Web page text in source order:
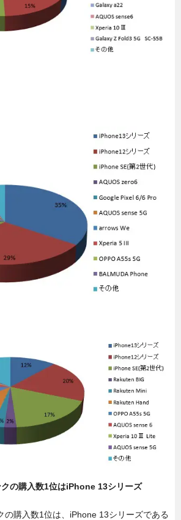
の購入数1位はiPhone 13シリーズ
の購入数1位は、iPhone 13シリーズである